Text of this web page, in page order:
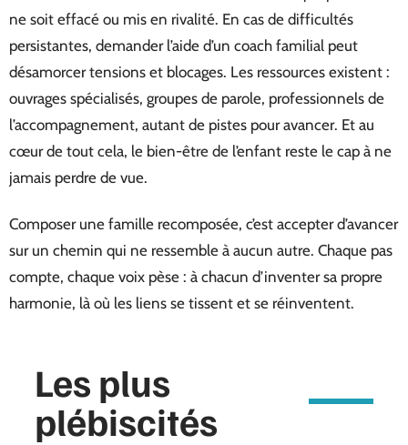
ne soit effacé ou mis en rivalité. En cas de difficultés
persistantes, demander l’aide d’un coach familial peut
désamorcer tensions et blocages. Les ressources existent :
ouvrages spécialisés, groupes de parole, professionnels de
l’accompagnement, autant de pistes pour avancer. Et au
cœur de tout cela, le bien-être de l’enfant reste le cap à ne
jamais perdre de vue.
Composer une famille recomposée, c’est accepter d’avancer
sur un chemin qui ne ressemble à aucun autre. Chaque pas
compte, chaque voix pèse : à chacun d’inventer sa propre
harmonie, là où les liens se tissent et se réinventent.
Les plus
plébiscités